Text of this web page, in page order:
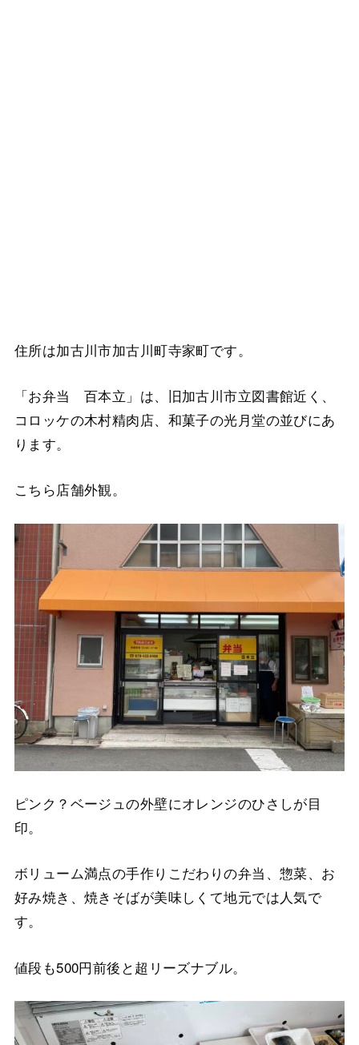
住所は加古川市加古川町寺家町です。
「お弁当 百本立」は、旧加古川市立図書館近く、
コロッケの木村精肉店、和菓子の光月堂の並びにあ
ります。
こちら店舗外観。
ピンク？ベージュの外壁にオレンジのひさしが目
印。
ボリューム満点の手作りこだわりの弁当、惣菜、お
好み焼き、焼きそばが美味しくて地元では人気で
す。
値段も500円前後と超リーズナブル。